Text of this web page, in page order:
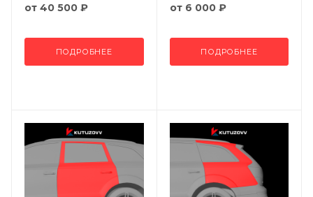
от 40 500 ₽
ПОДРОБНЕЕ
от 6 000 ₽
ПОДРОБНЕЕ